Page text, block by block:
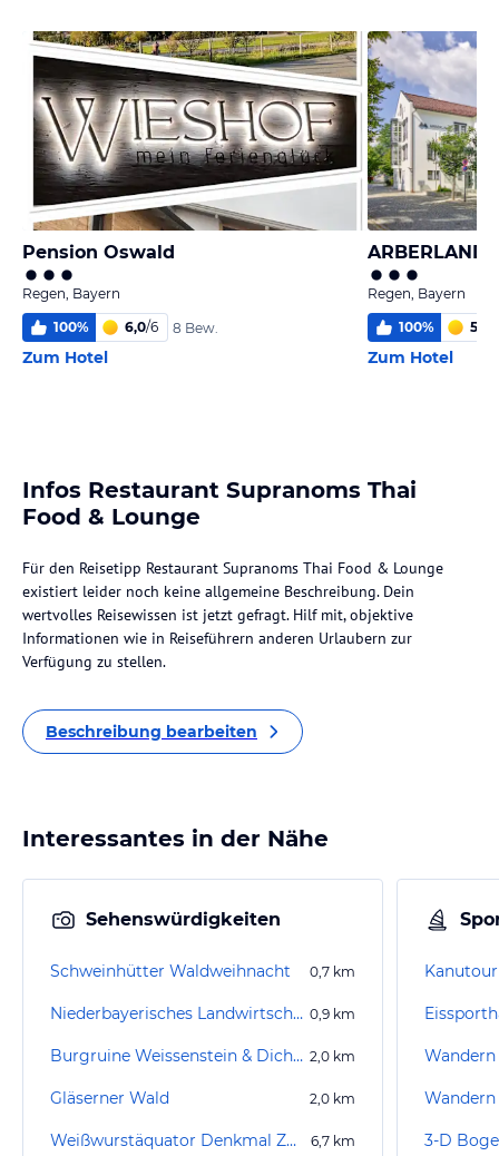
Pension Oswald
Regen, Bayern
100% 6,0/6 8 Bew.
Zum Hotel
ARBERLAND
Regen, Bayern
100% 5,6
Zum Hotel
Infos Restaurant Supranoms Thai
Food & Lounge
Für den Reisetipp Restaurant Supranoms Thai Food & Lounge
existiert leider noch keine allgemeine Beschreibung. Dein
wertvolles Reisewissen ist jetzt gefragt. Hilf mit, objektive
Informationen wie in Reiseführern anderen Urlaubern zur
Verfügung zu stellen.
Beschreibung bearbeiten
Interessantes in der Nähe
Sehenswürdigkeiten
Schweinhütter Waldweihnacht 0,7 km
Niederbayerisches Landwirtschaftsmuseum 0,9 km
Burgruine Weissenstein & Dichterturm 2,0 km
Gläserner Wald 2,0 km
Weißwurstäquator Denkmal Zwiesel 6,7 km
Wandern
3-D